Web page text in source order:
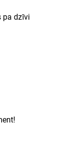
pa dzīvi